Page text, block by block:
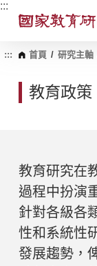
跳
內
:::
::: 首頁 / 研究主軸
教育政策
教育研究在
過程中扮演
針對各級各
性和系統性
發展趨勢，